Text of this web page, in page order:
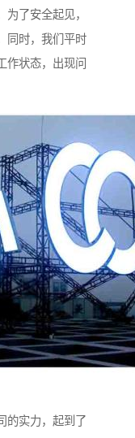
了安全起见，
同时，我们平时
作状态，出现问
的实力，起到了